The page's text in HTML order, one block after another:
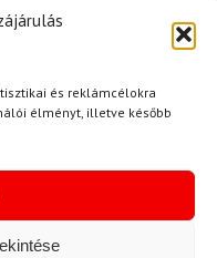
és reklámcélokra
élményt, illetve később